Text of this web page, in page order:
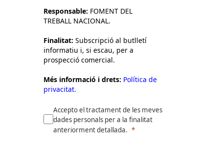
Responsable: FOMENT DEL
TREBALL NACIONAL.
Finalitat: Subscripció al butlletí
informatiu i, si escau, per a
prospecció comercial.
Més informació i drets: Política de
privacitat.
Accepto el tractament de les meves
dades personals per a la finalitat
anteriorment detallada.